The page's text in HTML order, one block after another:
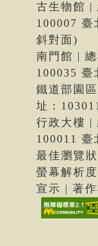
古生物館 |
100007 臺
斜對面)
南門館 |
100035 臺
鐵道部園
址：
行政大樓 |
100011 臺
最佳瀏覽
螢幕解析
宣示 | 著作